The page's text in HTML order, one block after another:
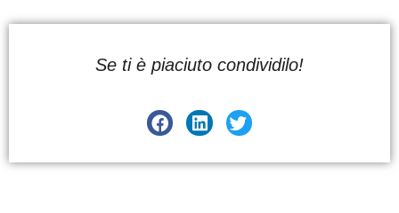
Se ti è piaciuto condividilo!